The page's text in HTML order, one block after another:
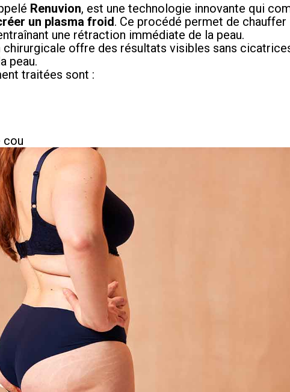
Renuvion, est une technologie innovante qui
un plasma froid. Ce procédé permet de
une rétraction immédiate de la peau.
offre des résultats visibles sans
peau.
traitées sont :
cou